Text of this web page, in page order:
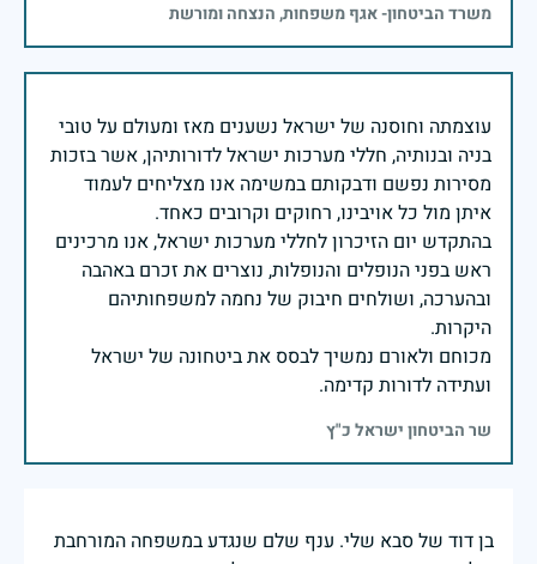
משרד הביטחון- אגף משפחות, הנצחה ומורשת
עוצמתה וחוסנה של ישראל נשענים מאז ומעולם על טובי
בניה ובנותיה, חללי מערכות ישראל לדורותיהן, אשר בזכות
מסירות נפשם ודבקותם במשימה אנו מצליחים לעמוד
בהתקדש יום הזיכרון לחללי מערכות ישראל, אנו מרכינים
ראש בפני הנופלים והנופלות, נוצרים את זכרם באהבה
ובהערכה, ושולחים חיבוק של נחמה למשפחותיהם
מכוחם ולאורם נמשיך לבסס את ביטחונה של ישראל
ועתידה לדורות קדימה.
שר הביטחון ישראל כ"ץ
בן דוד של סבא שלי. ענף שלם שנגדע במשפחה המורחבת